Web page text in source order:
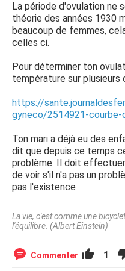
La période d'ovulation ne
théorie des années 1930
beaucoup de femmes,
celles ci.
Pour déterminer ton
température sur plusieurs
https://
gyneco/2514921-
Ton mari a déjà eu des
dit que depuis ce temps
problème. Il doit
de voir s'il n'a pas un
pas l'existence
La vie, c'est comme une
l'équilibre. (Albert Einstein)
Commenter 1